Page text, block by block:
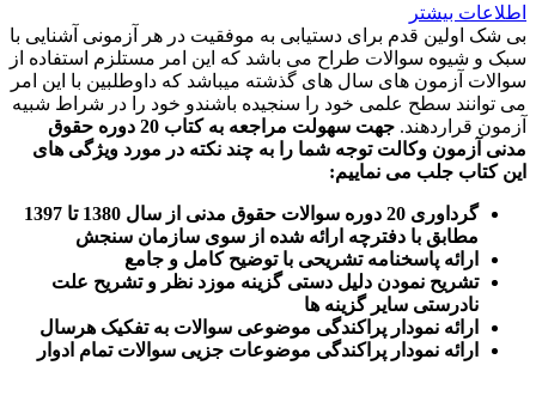
اطلاعات بیشتر
بی شک اولین قدم برای دستیابی به موفقیت در هر آزمونی آشنایی با
سبک و شیوه سوالات طراح می باشد که این امر مستلزم استفاده از
سوالات آزمون های سال های گذشته میباشد که داوطلبین با این امر
می توانند سطح علمی خود را سنجیده باشندو خود را در شراط شبیه
آزمون قراردهند.
جهت سهولت مراجعه به کتاب 20 دوره حقوق
مدنی آزمون وکالت توجه شما را به چند نکته در مورد ویژگی های
این کتاب جلب می نماییم:
گرداوری 20 دوره سوالات حقوق مدنی از سال 1380 تا 1397
مطابق با دفترچه ارائه شده از سوی سازمان سنجش
ارائه پاسخنامه تشریحی با توضیح کامل و جامع
تشریح نمودن دلیل دستی گزینه موزد نظر و تشریح علت
نادرستی سایر گزینه ها
ارائه نمودار پراکندگی موضوعی سوالات به تفکیک هرسال
رائه نمودار پراکندگی موضوعات جزیی سوالات تمام ادوار